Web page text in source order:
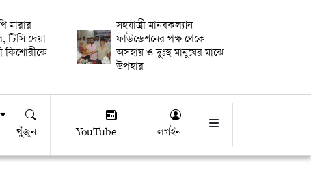
মারার
টিসি দেয়া
কিশোরীকে
সহযাত্রী মানবকল্যান
ফাউন্ডেশনের পক্ষ থেকে
অসহায় ও দুঃস্থ মানুষের মাঝে
উপহার
খুঁজুন YouTube লগইন